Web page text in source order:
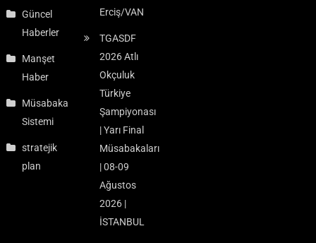
Güncel
Haberler
Manşet
Haber
Müsabaka
Sistemi
stratejik
plan
Erciş/VAN
TGASDF
2026 Atlı
Okçuluk
Türkiye
Şampiyonası
| Yarı Final
Müsabakaları
| 08-09
Ağustos
2026 |
İSTANBUL